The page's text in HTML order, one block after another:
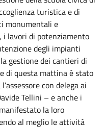
turistica e di
monumentali e
i lavori di potenziamento
degli impianti
gestione dei cantieri di
di questa mattina è stato
con delega ai
Tellini – e anche i
la loro
al meglio le attività